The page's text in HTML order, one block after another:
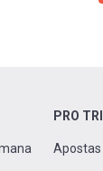
PRO
Apostas